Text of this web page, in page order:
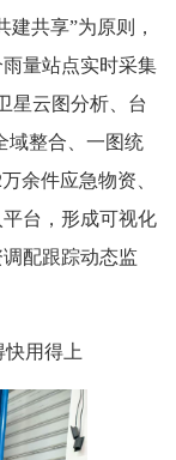
共享”为原则，
量站点实时采集
星云图分析、台
域整合、一图统
余件应急物资、
台，形成可视化
配跟踪动态监
用得上